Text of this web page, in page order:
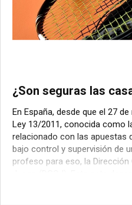
¿Son seguras las
En España, desde que el 27
Ley 13/2011, conocida como
relacionado con las apuestas
bajo control y supervisión de
profeso para eso, la Dirección